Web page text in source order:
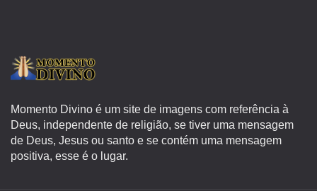
Momento Divino é um site de imagens com referência à
Deus, independente de religião, se tiver uma mensagem
de Deus, Jesus ou santo e se contém uma mensagem
positiva, esse é o lugar.